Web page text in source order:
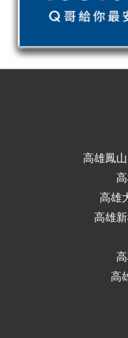
高雄鳳
高雄
高雄
高